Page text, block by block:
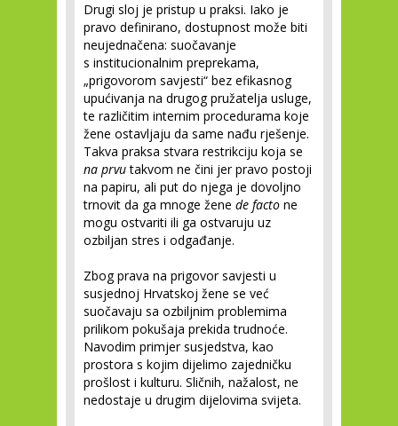
Drugi sloj je pristup u praksi. Iako je
pravo definirano, dostupnost može biti
neujednačena: suočavanje
s institucionalnim preprekama,
„prigovorom savjesti“ bez efikasnog
upućivanja na drugog pružatelja usluge,
te različitim internim procedurama koje
žene ostavljaju da same nađu rješenje.
Takva praksa stvara restrikciju koja se
na prvutakvom ne čini jer pravo postoji
na papiru, ali put do njega je dovoljno
trnovit da ga mnoge žene de facto ne
mogu ostvariti ili ga ostvaruju uz
ozbiljan stres i odgađanje.
Zbog prava na prigovor savjesti u
susjednoj Hrvatskoj žene se već
suočavaju sa ozbiljnim problemima
prilikom pokušaja prekida trudnoće.
Navodim primjer susjedstva, kao
prostora s kojim dijelimo zajedničku
prošlost i kulturu. Sličnih, nažalost, ne
nedostaje u drugim dijelovima svijeta.